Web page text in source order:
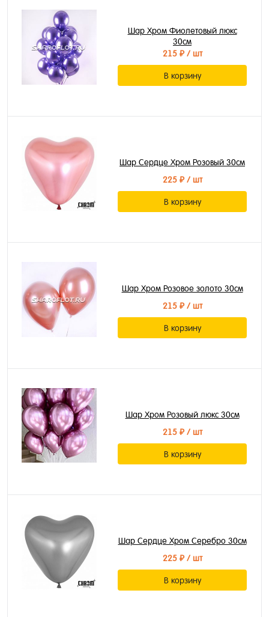
Шар Хром Фиолетовый люкс
30см
215 ₽/ шт
В корзину
Шар Сердце Хром Розовый 30см
225 ₽/ шт
В корзину
Шар Хром Розовое золото 30см
215 ₽/ шт
В корзину
Шар Хром Розовый люкс 30см
215 ₽/ шт
В корзину
Шар Сердце Хром Серебро 30см
225 ₽/ шт
В корзину